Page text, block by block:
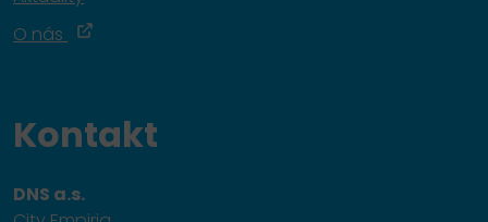
O nás
Kontakt
DNS a.s.